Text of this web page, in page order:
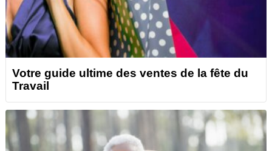
Votre guide ultime des ventes de la fête du
Travail